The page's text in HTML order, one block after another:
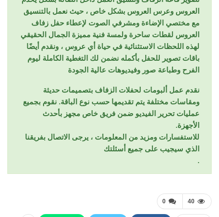
العروس وعرس العروس بشكل خاص ، حيث نعمل بالتنسيق
مع مختصي الإضاءة ومشرفي الصوت لإعطاء حفل زفاف
العروس لقطات ساحرة ولمسة فنية مميزة الجمال الحقيقي
لهذه اللحظات الاستثنائية في حياة أي عروس ، ونقدم أيضًا
باقات تصوير للحفل بأكمله نضمن لك التغطية الكاملة ليوم
الفرح وطباعة صور وفيديوهات عالية الجودة
نقدم عمل ألبومات لحفلات الزفاف بتصميمات حديثة
ومقاسات مختلفة يتم تقديمها حسب نوع الباقة. نقوم بجميع
عمليات تحرير الفيديو ضمن فريق خاص مجهز بأحدث
الأجهزة.
للاستفسارات ومزيد من المعلومات ، يرجى الاتصال بفريقنا
الذي سيجيب على جميع أسئلتك
.
0 40